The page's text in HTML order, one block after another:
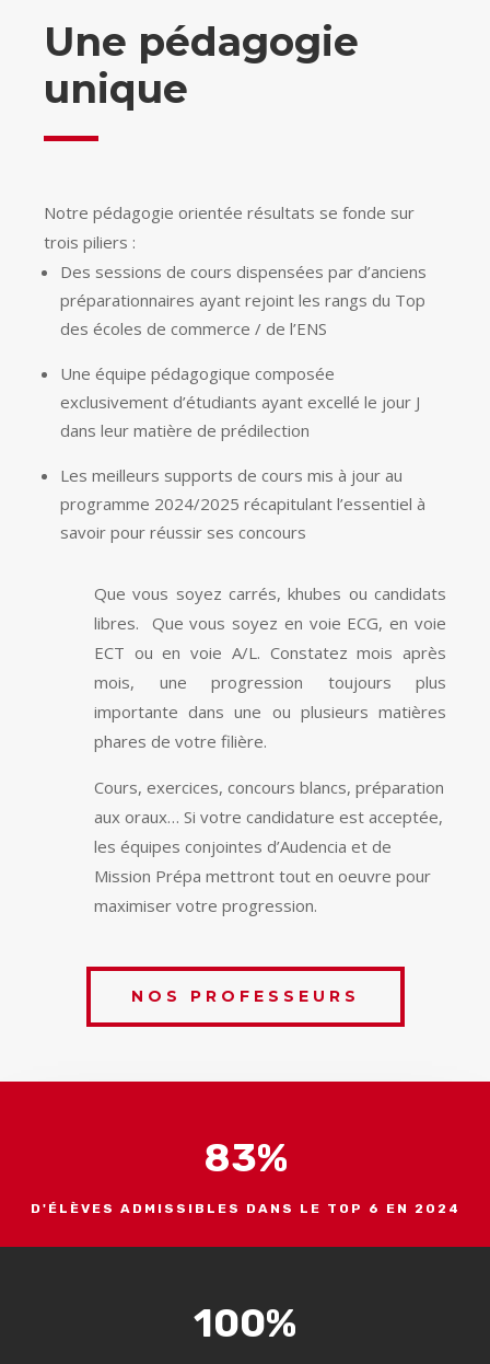
Une pédagogie
unique
Notre pédagogie orientée résultats se fonde sur
trois piliers :
Des sessions de cours dispensées par d’anciens
préparationnaires ayant rejoint les rangs du Top
des écoles de commerce / de l’ENS
Une équipe pédagogique composée
exclusivement d’étudiants ayant excellé le jour J
dans leur matière de prédilection
Les meilleurs supports de cours mis à jour au
programme 2024/2025 récapitulant l’essentiel à
savoir pour réussir ses concours
Que vous soyez carrés, khubes ou candidats
libres. Que vous soyez en voie ECG, en voie
ECT ou en voie A/L. Constatez mois après
mois, une progression toujours plus
importante dans une ou plusieurs matières
phares de votre filière.
Cours, exercices, concours blancs, préparation
aux oraux… Si votre candidature est acceptée,
les équipes conjointes d’Audencia et de
Mission Prépa mettront tout en oeuvre pour
maximiser votre progression.
NOS PROFESSEURS
83%
D'ÉLÈVES ADMISSIBLES DANS LE TOP 6 EN 2024
100%